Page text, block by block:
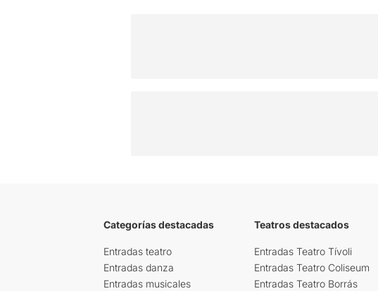
Categorías destacadas
Entradas teatro
Entradas danza
Entradas musicales
Teatros destacados
Entradas Teatro Tívoli
Entradas Teatro Coliseum
Entradas Teatro Borrás